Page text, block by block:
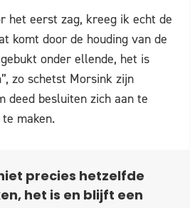
het eerst zag, kreeg ik echt de
komt door de houding van de
onder ellende, het is
zo schetst Morsink zijn
deed besluiten zich aan te
maken.
precies hetzelfde
het is en blijft een